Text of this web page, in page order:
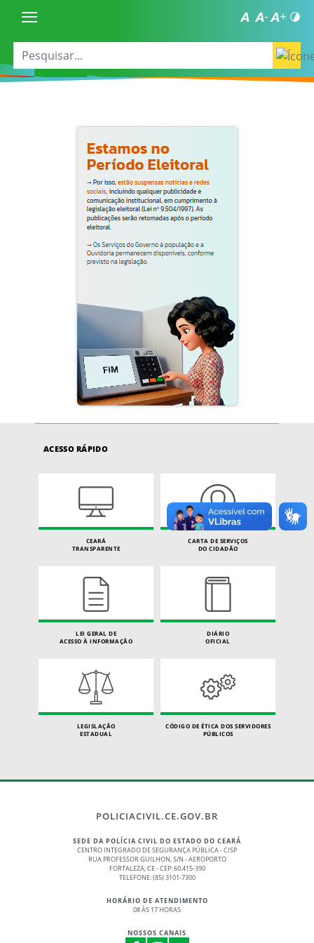
ACESSO RÁPIDO
CEARÁ
TRANSPARENTE
CARTA DE SERVIÇOS
DO CIDADÃO
LEI GERAL DE
ACESSO À INFORMAÇÃO
DIÁRIO
OFICIAL
LEGISLAÇÃO
ESTADUAL
CÓDIGO DE ÉTICA DOS SERVIDORES
PÚBLICOS
POLICIACIVIL.CE.GOV.BR
SEDE DA POLÍCIA CIVIL DO ESTADO DO CEARÁ
CENTRO INTEGRADO DE SEGURANÇA PÚBLICA - CISP
RUA PROFESSOR GUILHON, S/N - AEROPORTO
FORTALEZA, CE - CEP: 60.415-390
TELEFONE: (85) 3101-7300
HORÁRIO DE ATENDIMENTO
08 ÀS 17 HORAS
NOSSOS CANAIS